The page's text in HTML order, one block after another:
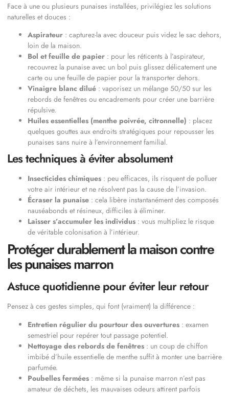
Face à une ou plusieurs punaises installées, privilégiez les solutions
naturelles et douces :
Aspirateur : capturez-la avec douceur puis videz le sac dehors,
loin de la maison.
Bol et feuille de papier : pour les réticents à l’aspirateur,
recouvrez la punaise avec un bol puis glissez délicatement une
carte ou une feuille de papier pour la transporter dehors.
Vinaigre blanc dilué : vaporisez un mélange 50/50 sur les
rebords de fenêtres ou encadrements pour créer une barrière
répulsive.
Huiles essentielles (menthe poivrée, citronnelle) : placez
quelques gouttes aux endroits stratégiques pour repousser les
punaises sans nuire à l’environnement familial.
Les techniques à éviter absolument
Insecticides chimiques : peu efficaces, ils risquent de polluer
votre air intérieur et ne résolvent pas la cause de l’invasion.
Écraser la punaise : cela libère instantanément des composés
nauséabonds et résineux, difficiles à éliminer.
Laisser s’accumuler les individus : vous multipliez le risque
de véritable colonisation à l’intérieur.
Protéger durablement la maison contre
les punaises marron
Astuce quotidienne pour éviter leur retour
Pensez à ces gestes simples, qui font (vraiment) la différence :
Entretien régulier du pourtour des ouvertures : examen
semestriel pour repérer tout passage potentiel.
Nettoyage des rebords de fenêtres : un coup de chiffon
imbibé d’huile essentielle de menthe suffit à monter une barrière
parfumée.
Poubelles fermées : même si la punaise marron n’est pas
amateur de déchets, les mauvaises odeurs attirent parfois